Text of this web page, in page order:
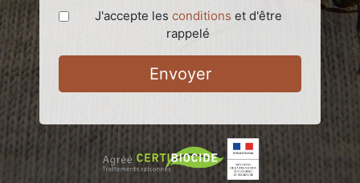
J'accepte les conditions et d'être
rappelé
Envoyer